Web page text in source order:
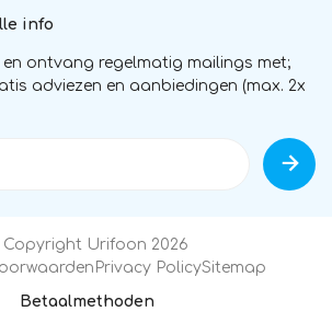
info
en ontvang regelmatig mailings met;
adviezen en aanbiedingen (max. 2x
Urifoon 2026
Privacy PolicySitemap
Betaalmethoden